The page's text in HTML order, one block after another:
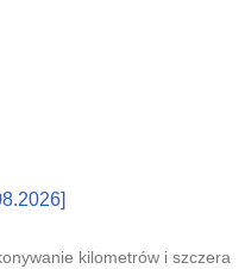
kilometrów i szczera